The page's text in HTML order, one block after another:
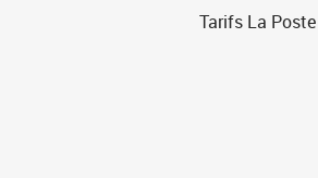
Tarifs La